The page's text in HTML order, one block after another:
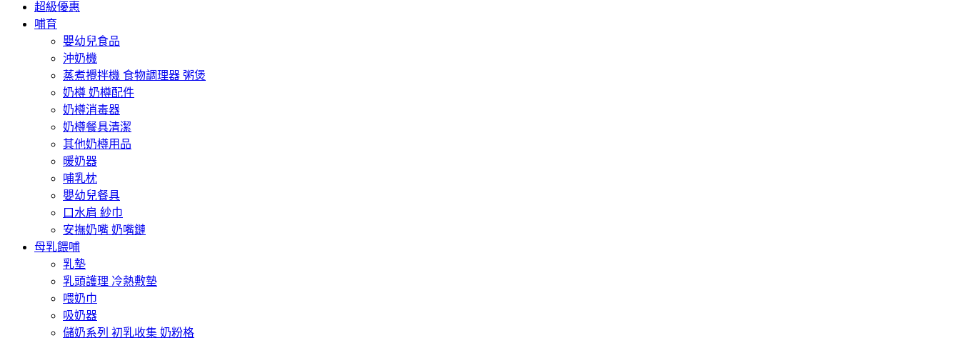
超級優惠
哺育
嬰幼兒食品
沖奶機
蒸煮攪拌機 食物調理器 粥煲
奶樽 奶樽配件
奶樽消毒器
奶樽餐具清潔
其他奶樽用品
暖奶器
哺乳枕
嬰幼兒餐具
口水肩 紗巾
安撫奶嘴 奶嘴鏈
母乳餵哺
乳墊
乳頭護理 冷熱敷墊
喂奶巾
吸奶器
儲奶系列 初乳收集 奶粉格